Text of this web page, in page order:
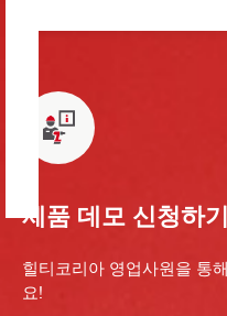
제품 데모 신청하기
힐티코리아 영업사원을 통
요!